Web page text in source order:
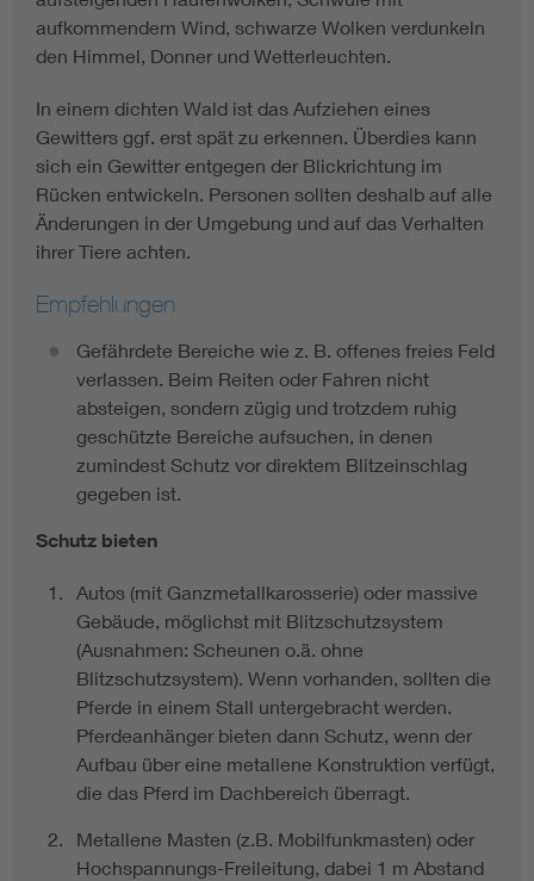
aufkommendem Wind, schwarze Wolken verdunkeln
den Himmel, Donner und Wetterleuchten.
In einem dichten Wald ist das Aufziehen eines
Gewitters ggf. erst spät zu erkennen. Überdies kann
sich ein Gewitter entgegen der Blickrichtung im
Rücken entwickeln. Personen sollten deshalb auf alle
Änderungen in der Umgebung und auf das Verhalten
ihrer Tiere achten.
Empfehlungen
Gefährdete Bereiche wie z. B. offenes freies Feld
verlassen. Beim Reiten oder Fahren nicht
absteigen, sondern zügig und trotzdem ruhig
geschützte Bereiche aufsuchen, in denen
zumindest Schutz vor direktem Blitzeinschlag
gegeben ist.
Schutz bieten
Autos (mit Ganzmetallkarosserie) oder massive
Gebäude, möglichst mit Blitzschutzsystem
(Ausnahmen: Scheunen o.ä. ohne
Blitzschutzsystem). Wenn vorhanden, sollten die
Pferde in einem Stall untergebracht werden.
Pferdeanhänger bieten dann Schutz, wenn der
Aufbau über eine metallene Konstruktion verfügt,
die das Pferd im Dachbereich überragt.
Metallene Masten (z.B. Mobilfunkmasten) oder
Hochspannungs-Freileitung, dabei 1 m Abstand